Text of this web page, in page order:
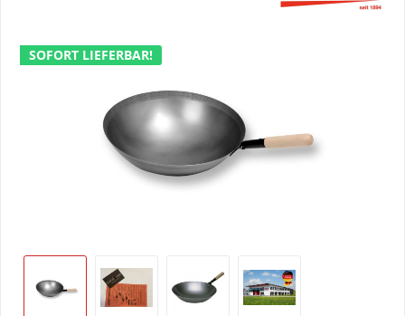
SOFORT LIEFERBAR!